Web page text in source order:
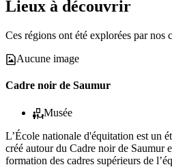
Lieux à découvrir
Ces régions ont été explorées par nos
Aucune image
Cadre noir de Saumur
Musée
L’École nationale d'équitation est un
créé autour du Cadre noir de Saumur
formation des cadres supérieurs de